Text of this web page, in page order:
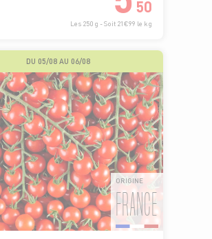
50
Les 250 g - Soit 21€99 le kg
DU 05/08 AU 06/08
ORIGINE
FRANCE